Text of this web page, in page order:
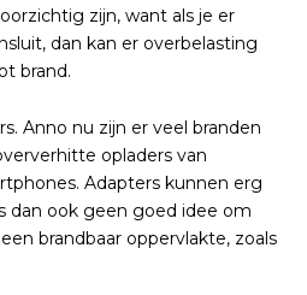
zijn, want als je er
dan kan er overbelasting
brand.
Anno nu zijn er veel branden
opladers van
Adapters kunnen erg
dan ook geen goed idee om
brandbaar oppervlakte, zoals